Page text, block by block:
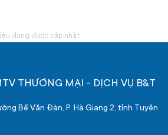
đang được cập nhật...
THƯƠNG MẠI - DỊCH VỤ B&T
Bế Văn Đàn, P. Hà Giang 2, tỉnh Tuyên